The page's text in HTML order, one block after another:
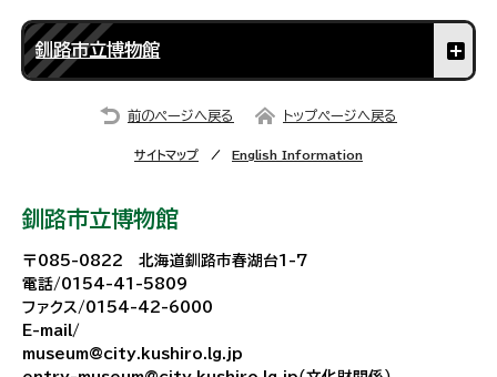
釧路市立博物館
前のページへ戻る トップページへ戻る
サイトマップ English Information
釧路市立博物館
〒085-0822 北海道釧路市春湖台1-7
電話/0154-41-5809
ファクス/0154-42-6000
E-mail/
museum@city.kushiro.lg.jp